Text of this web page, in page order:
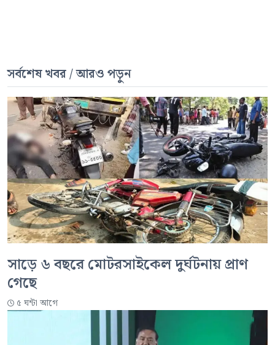
সর্বশেষ খবর / আরও পড়ুন
সাড়ে ৬ বছরে মোটরসাইকেল দুর্ঘটনায় প্রাণ
গেছে
৫ ঘন্টা আগে